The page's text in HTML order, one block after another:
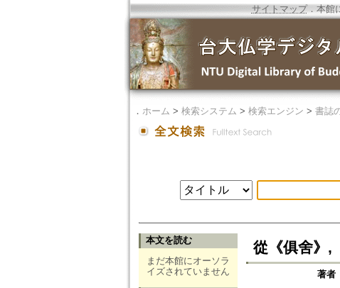
サイトマップ．本館
． ホーム > 検索システム > 検索エンジン > 書誌
本文を読む
まだ本館にオーソラ
イズされていません
從《俱舍》,
著者